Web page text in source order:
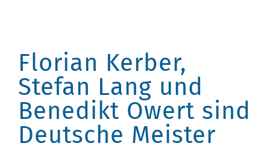
Florian Kerber,
Stefan Lang und
Benedikt Owert sind
Deutsche Meister